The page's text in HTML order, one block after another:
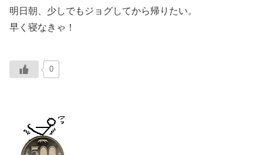
明日朝、少しでもジョグしてから帰りたい。
早く寝なきゃ！
0